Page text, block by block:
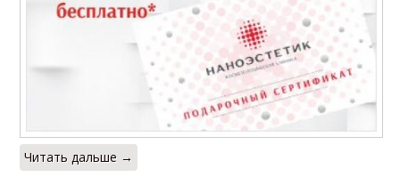
Читать дальше →